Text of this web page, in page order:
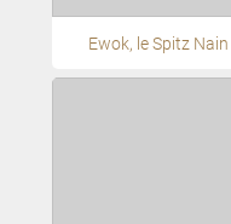
Ewok, le Spitz Nain